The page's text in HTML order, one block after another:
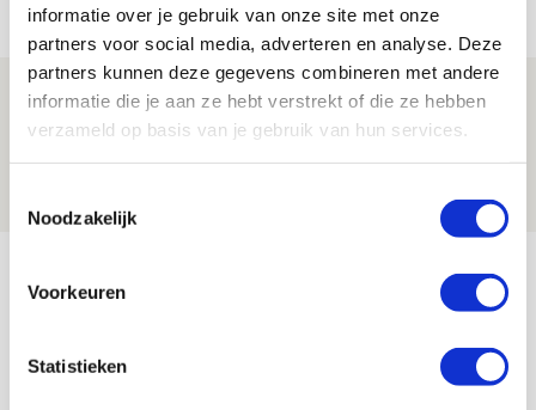
informatie over je gebruik van onze site met onze
partners voor social media, adverteren en analyse. Deze
partners kunnen deze gegevens combineren met andere
informatie die je aan ze hebt verstrekt of die ze hebben
verzameld op basis van je gebruik van hun services.
Noodzakelijk
Voorkeuren
Statistieken
Beleef avond vol gezelligheid tijdens
Geef Mij Maar Amsterdam!
10 AUGUSTUS 2026 - 09:12
Reisverslag PEC-uit: geregisseerde
operatie onderweg naar
09 AUGUSTUS 2026 - 18:53